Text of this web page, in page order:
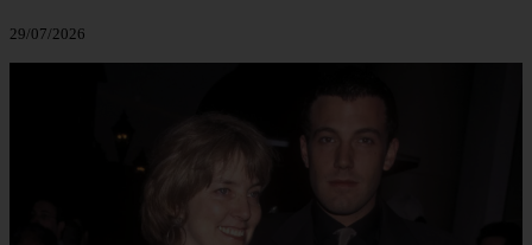
29/07/2026